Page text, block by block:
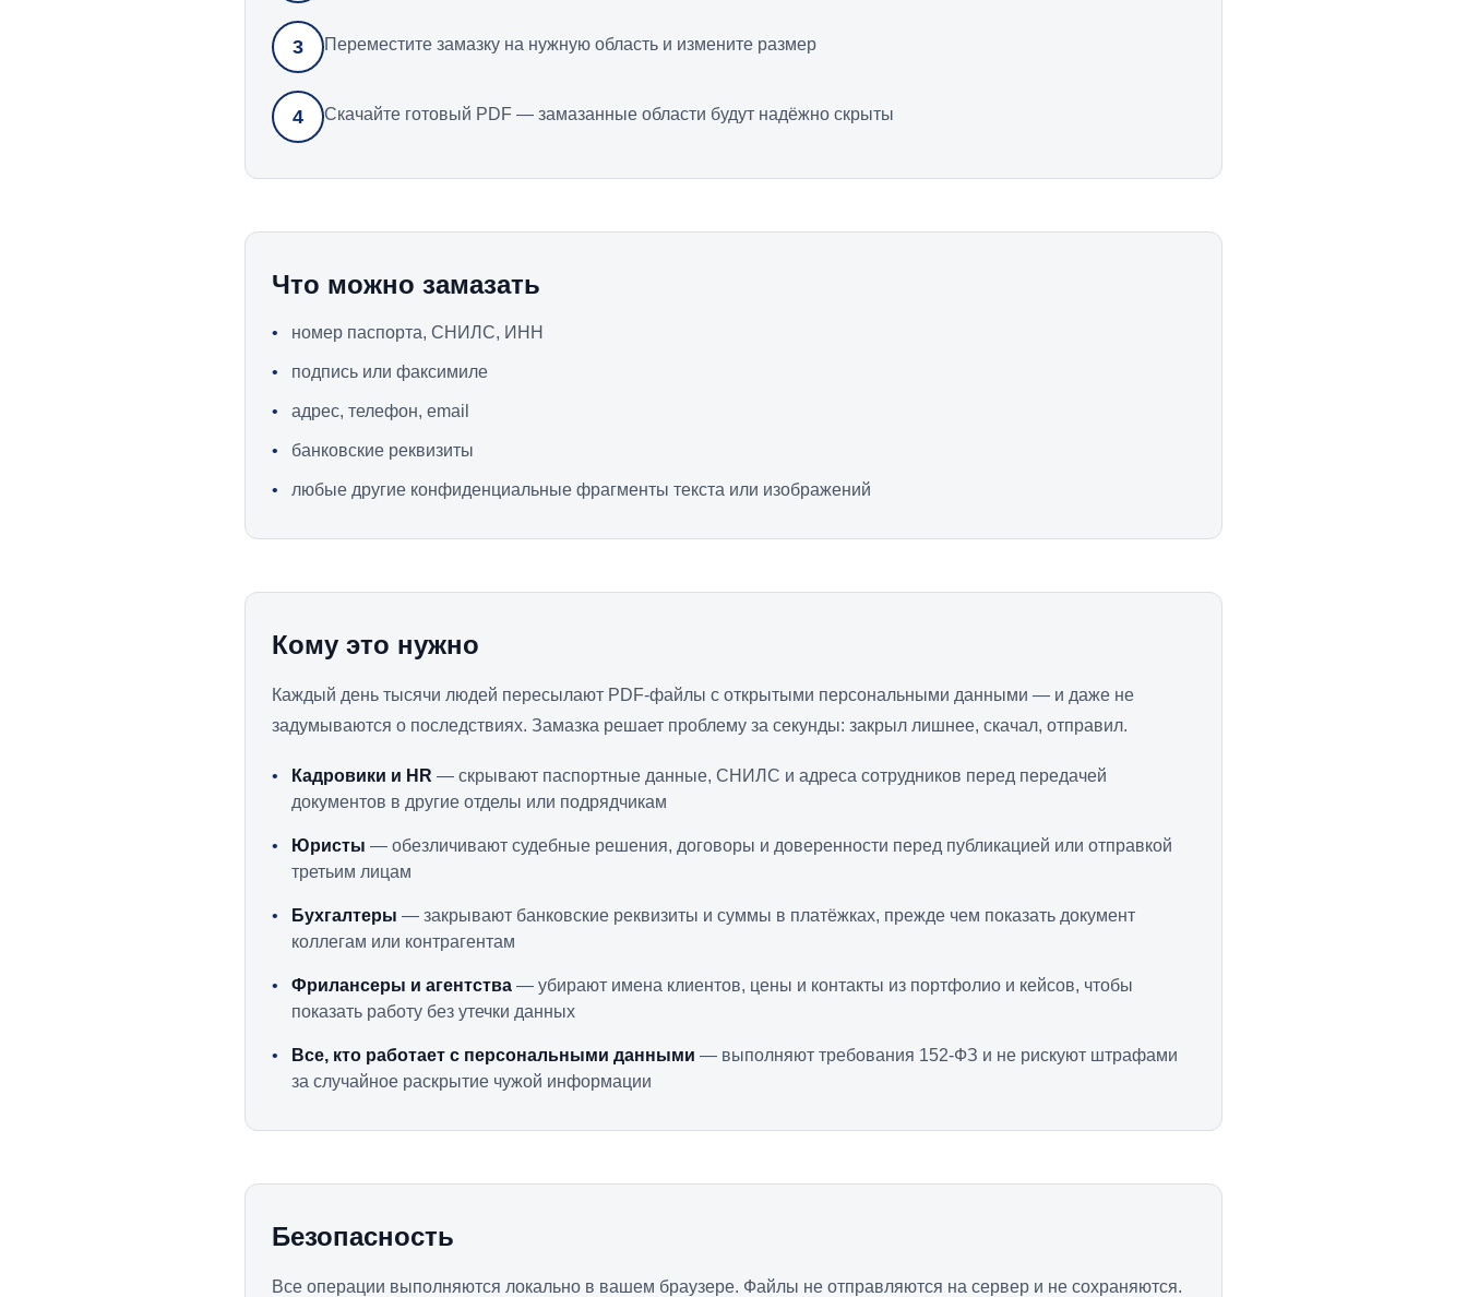
3 Переместите замазку на нужную область и измените размер
4 Скачайте готовый PDF — замазанные области будут надёжно скрыты
Что можно замазать
• номер паспорта, СНИЛС, ИНН
• подпись или факсимиле
• адрес, телефон, email
• банковские реквизиты
• любые другие конфиденциальные фрагменты текста или изображений
Кому это нужно
Каждый день тысячи людей пересылают PDF-файлы с открытыми персональными данными — и даже не
задумываются о последствиях. Замазка решает проблему за секунды: закрыл лишнее, скачал, отправил.
• Кадровики и HR — скрывают паспортные данные, СНИЛС и адреса сотрудников перед передачей
документов в другие отделы или подрядчикам
• Юристы — обезличивают судебные решения, договоры и доверенности перед публикацией или отправкой
третьим лицам
• Бухгалтеры — закрывают банковские реквизиты и суммы в платёжках, прежде чем показать документ
коллегам или контрагентам
• Фрилансеры и агентства — убирают имена клиентов, цены и контакты из портфолио и кейсов, чтобы
показать работу без утечки данных
• Все, кто работает с персональными данными — выполняют требования 152-ФЗ и не рискуют штрафами
за случайное раскрытие чужой информации
Безопасность
Все операции выполняются локально в вашем браузере. Файлы не отправляются на сервер и не сохраняются.